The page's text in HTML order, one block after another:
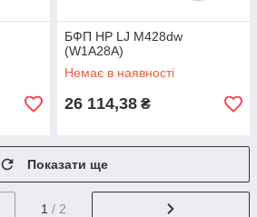
БФП HP LJ M428dw
(W1A28A)
Немає в наявності
26 114,38 ₴
Показати ще
1 / 2